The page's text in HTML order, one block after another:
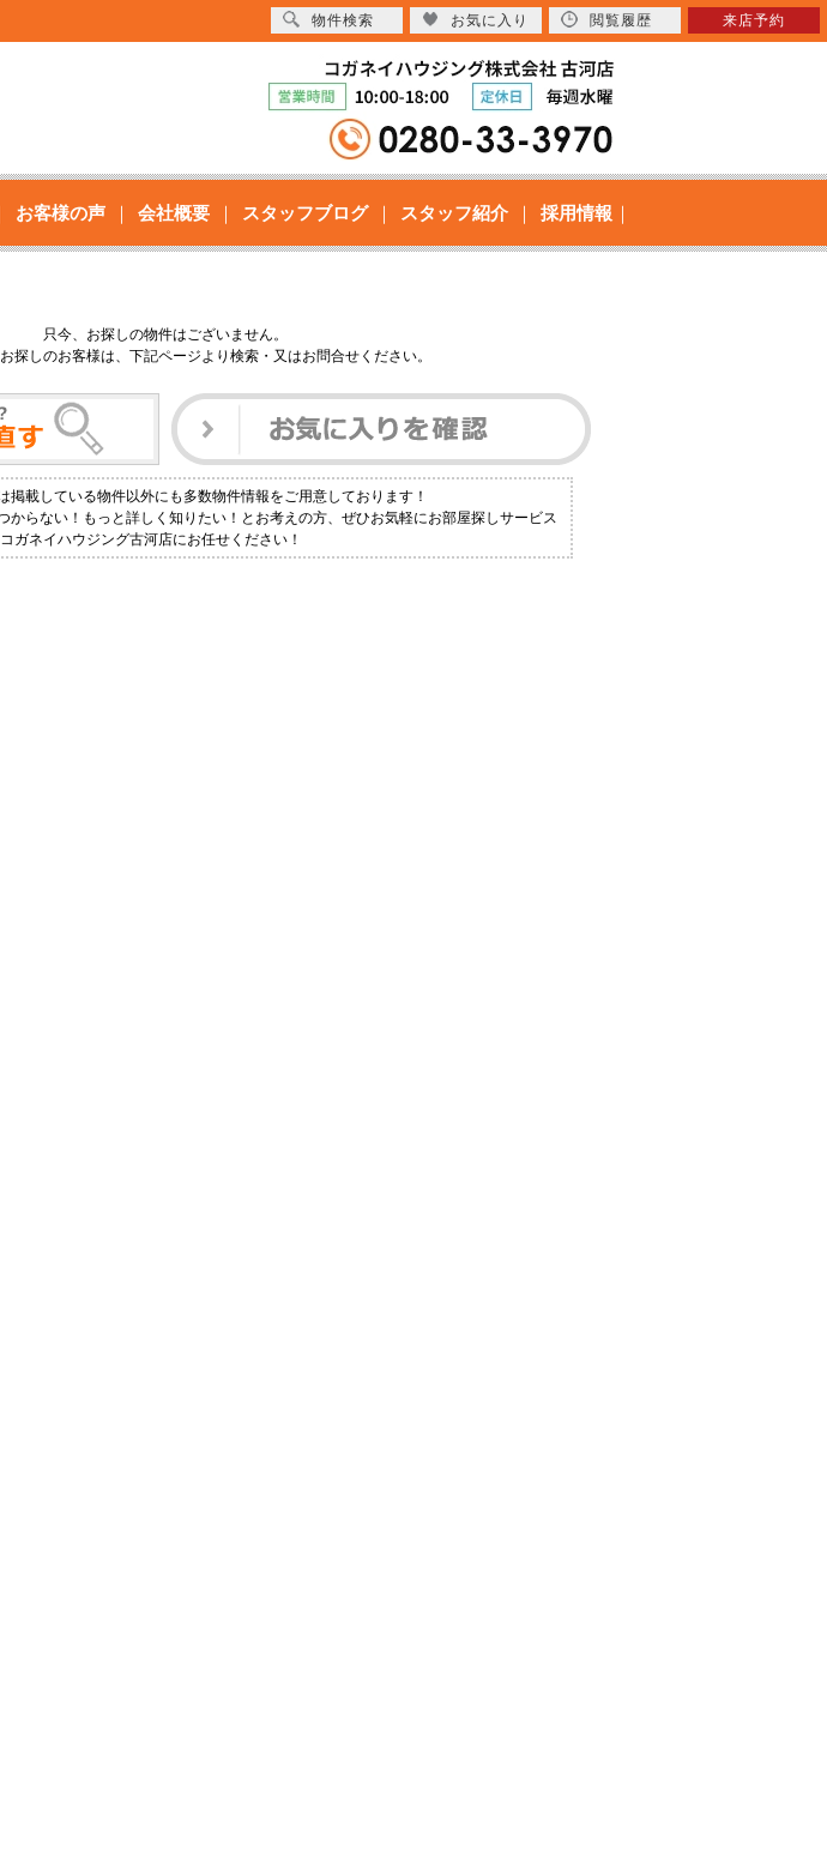
お客様の声 会社概要 スタッフブログ スタッフ紹介 採用情報
只今、お探しの物件はございません。
探しのお客様は、下記ページより検索・又はお問合せください。
掲載している物件以外にも多数物件情報をご用意しております！
からない！もっと詳しく知りたい！とお考えの方、ぜひお気軽にお部屋探しサービス
ガネイハウジング古河店にお任せください！
物件検索 お気に入り 閲覧履歴 来店予約